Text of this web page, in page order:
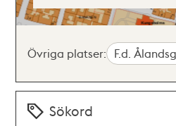
Övriga platser: F.d.
Sökord